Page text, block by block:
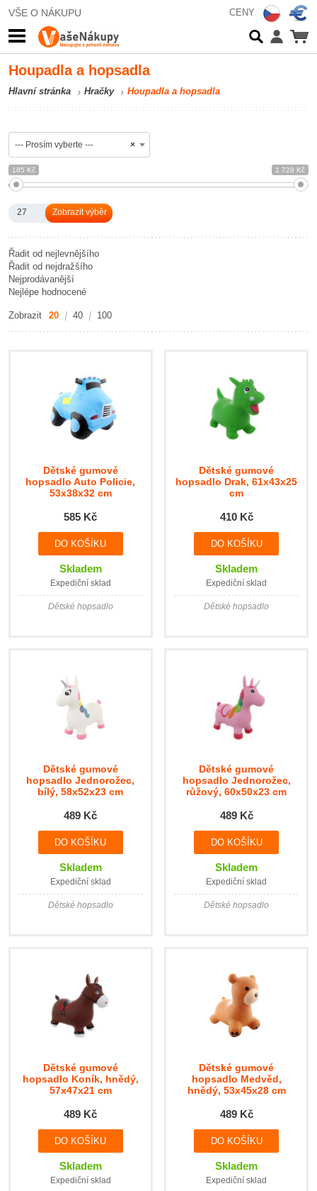
VŠE O NÁKUPU CENY
Houpadla a hopsadla
Hlavní stránka Hračky Houpadla a hopsadla
×
--- Prosím vyberte ---
185 Kč 1 728 Kč
27
Řadit od nejlevnějšího
Řadit od nejdražšího
Nejprodávanější
Nejlépe hodnocené
Zobrazit 20 40 100
Dětské gumové
hopsadlo Auto Policie,
53x38x32 cm
585 Kč
Skladem
Expediční sklad
Dětské hopsadlo
Dětské gumové
hopsadlo Drak, 61x43x25
cm
410 Kč
Skladem
Expediční sklad
Dětské hopsadlo
Dětské gumové
hopsadlo Jednorožec,
bílý, 58x52x23 cm
489 Kč
Skladem
Expediční sklad
Dětské hopsadlo
Dětské gumové
hopsadlo Jednorožec,
růžový, 60x50x23 cm
489 Kč
Skladem
Expediční sklad
Dětské hopsadlo
Dětské gumové
hopsadlo Koník, hnědý,
57x47x21 cm
489 Kč
Skladem
Expediční sklad
Dětské gumové
hopsadlo Medvěd,
hnědý, 53x45x28 cm
489 Kč
Skladem
Expediční sklad